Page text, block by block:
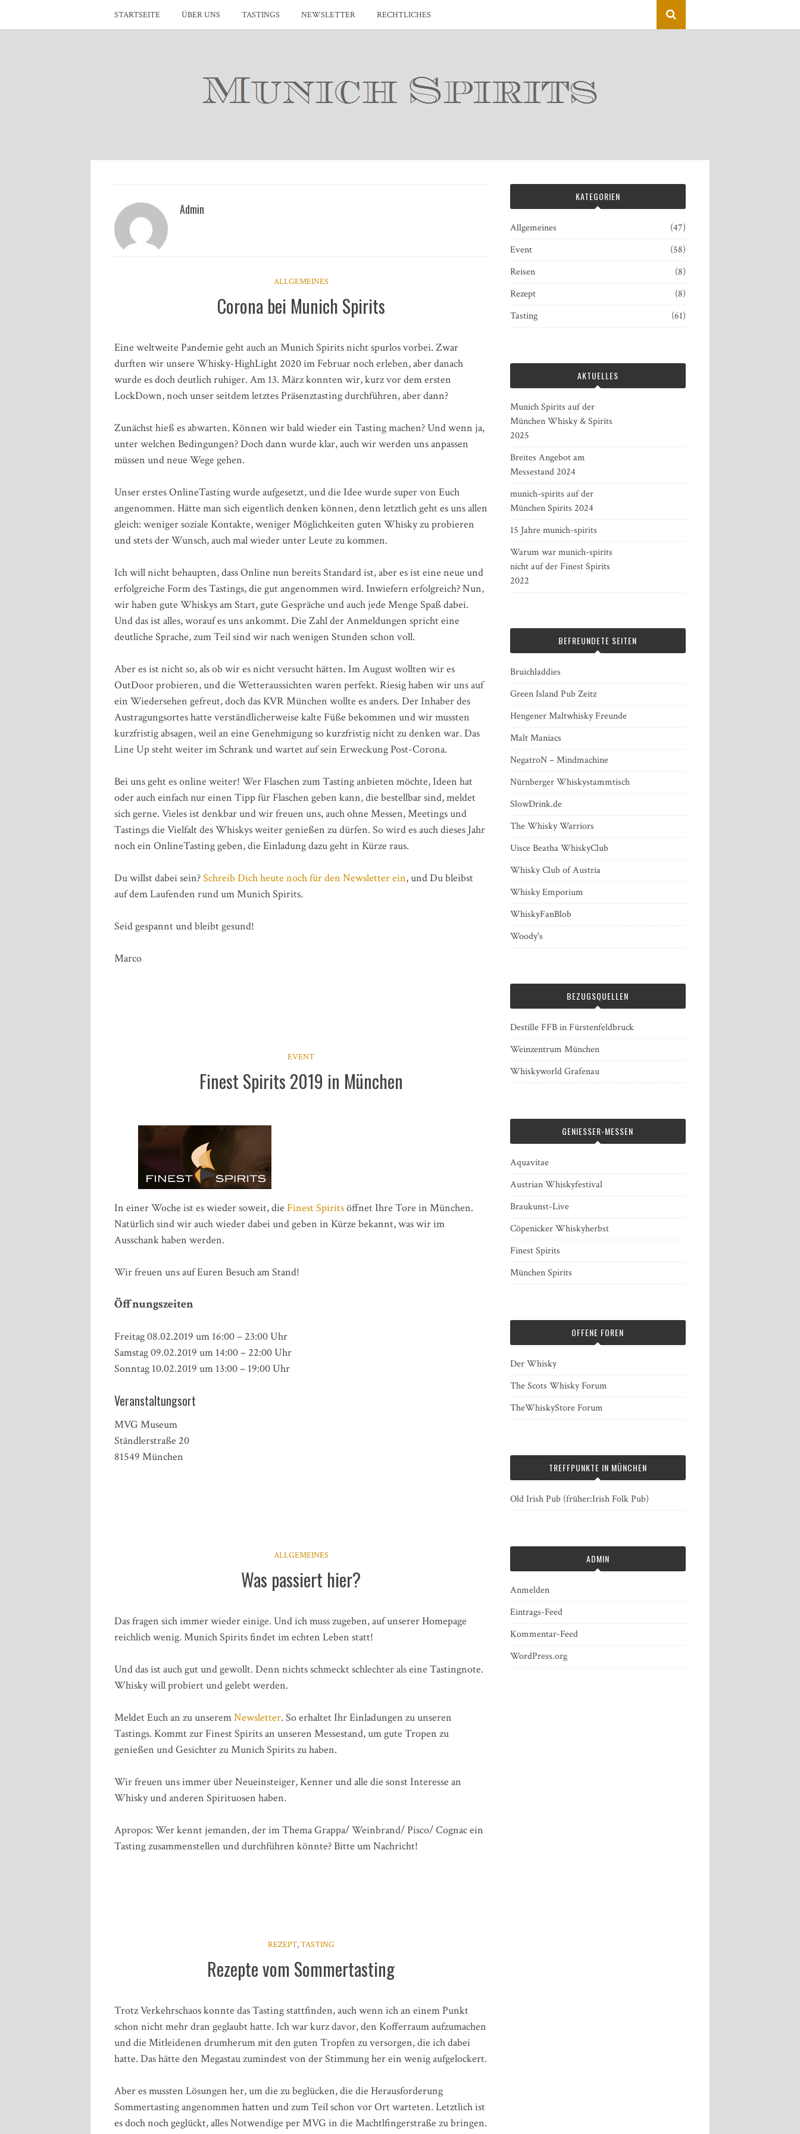
STARTSEITE ÜBER UNS TASTINGS NEWSLETTER RECHTLICHES
Admin
ALLGEMEINES
Corona bei Munich Spirits
Eine weltweite Pandemie geht auch an Munich Spirits nicht spurlos vorbei. Zwar
durften wir unsere Whisky-HighLight 2020 im Februar noch erleben, aber danach
wurde es doch deutlich ruhiger. Am 13. März konnten wir, kurz vor dem ersten
LockDown, noch unser seitdem letztes Präsenztasting durchführen, aber dann?
Zunächst hieß es abwarten. Können wir bald wieder ein Tasting machen? Und wenn ja,
unter welchen Bedingungen? Doch dann wurde klar, auch wir werden uns anpassen
müssen und neue Wege gehen.
Unser erstes OnlineTasting wurde aufgesetzt, und die Idee wurde super von Euch
angenommen. Hätte man sich eigentlich denken können, denn letztlich geht es uns allen
gleich: weniger soziale Kontakte, weniger Möglichkeiten guten Whisky zu probieren
und stets der Wunsch, auch mal wieder unter Leute zu kommen.
Ich will nicht behaupten, dass Online nun bereits Standard ist, aber es ist eine neue und
erfolgreiche Form des Tastings, die gut angenommen wird. Inwiefern erfolgreich? Nun,
wir haben gute Whiskys am Start, gute Gespräche und auch jede Menge Spaß dabei.
Und das ist alles, worauf es uns ankommt. Die Zahl der Anmeldungen spricht eine
deutliche Sprache, zum Teil sind wir nach wenigen Stunden schon voll.
Aber es ist nicht so, als ob wir es nicht versucht hätten. Im August wollten wir es
OutDoor probieren, und die Wetteraussichten waren perfekt. Riesig haben wir uns auf
ein Wiedersehen gefreut, doch das KVR München wollte es anders. Der Inhaber des
Austragungsortes hatte verständlicherweise kalte Füße bekommen und wir mussten
kurzfristig absagen, weil an eine Genehmigung so kurzfristig nicht zu denken war. Das
Line Up steht weiter im Schrank und wartet auf sein Erweckung Post-Corona.
Bei uns geht es online weiter! Wer Flaschen zum Tasting anbieten möchte, Ideen hat
oder auch einfach nur einen Tipp für Flaschen geben kann, die bestellbar sind, meldet
sich gerne. Vieles ist denkbar und wir freuen uns, auch ohne Messen, Meetings und
Tastings die Vielfalt des Whiskys weiter genießen zu dürfen. So wird es auch dieses Jahr
noch ein OnlineTasting geben, die Einladung dazu geht in Kürze raus.
Du willst dabei sein?Schreib Dich heute noch für den Newsletter ein, und Du bleibst
auf dem Laufenden rund um Munich Spirits.
Seid gespannt und bleibt gesund!
Marco
EVENT
Finest Spirits 2019 in München
In einer Woche ist es wieder soweit, die Finest Spiritsöffnet Ihre Tore in München.
Natürlich sind wir auch wieder dabei und geben in Kürze bekannt, was wir im
Ausschank haben werden.
Wir freuen uns auf Euren Besuch am Stand!
Öffnungszeiten
Freitag 08.02.2019 um 16:00 – 23:00 Uhr
Samstag 09.02.2019 um 14:00 – 22:00 Uhr
Sonntag 10.02.2019 um 13:00 – 19:00 Uhr
Veranstaltungsort
MVG Museum
Ständlerstraße 20
81549 München
ALLGEMEINES
Was passiert hier?
Das fragen sich immer wieder einige. Und ich muss zugeben, auf unserer Homepage
reichlich wenig. Munich Spirits findet im echten Leben statt!
Und das ist auch gut und gewollt. Denn nichts schmeckt schlechter als eine Tastingnote.
Whisky will probiert und gelebt werden.
Meldet Euch an zu unseremNewsletter. So erhaltet Ihr Einladungen zu unseren
Tastings. Kommt zur Finest Spirits an unseren Messestand, um gute Tropen zu
genießen und Gesichter zu Munich Spirits zu haben.
Wir freuen uns immer über Neueinsteiger, Kenner und alle die sonst Interesse an
Whisky und anderen Spirituosen haben.
Apropos: Wer kennt jemanden, der im Thema Grappa/ Weinbrand/ Pisco/ Cognac ein
Tasting zusammenstellen und durchführen könnte? Bitte um Nachricht!
REZEPT,TASTING
Rezepte vom Sommertasting
Trotz Verkehrschaos konnte das Tasting stattfinden, auch wenn ich an einem Punkt
schon nicht mehr dran geglaubt hatte. Ich war kurz davor, den Kofferraum aufzumachen
und die Mitleidenen drumherum mit den guten Tropfen zu versorgen, die ich dabei
hatte. Das hätte den Megastau zumindest von der Stimmung her ein wenig aufgelockert.
Aber es mussten Lösungen her, um die zu beglücken, die die Herausforderung
Sommertasting angenommen hatten und zum Teil schon vor Ort warteten. Letztlich ist
es doch noch geglückt, alles Notwendige per MVG in die Machtlfingerstraße zu bringen.
KATEGORIEN
Allgemeines
(47)
Event
(58)
Reisen
(8)
Rezept
(8)
Tasting
(61)
AKTUELLES
Munich Spirits auf der
München Whisky & Spirits
2025
Breites Angebot am
Messestand 2024
munich-spirits auf der
München Spirits 2024
15 Jahre munich-spirits
Warum war munich-spirits
nicht auf der Finest Spirits
2022
BEFREUNDETE SEITEN
Bruichladdies
Green Island Pub Zeitz
Hengener Maltwhisky Freunde
Malt Maniacs
NegatroN – Mindmachine
Nürnberger Whiskystammtisch
SlowDrink.de
The Whisky Warriors
Uisce Beatha WhiskyClub
Whisky Club of Austria
Whisky Emporium
WhiskyFanBlob
Woody's
BEZUGSQUELLEN
Destille FFB in Fürstenfeldbruck
Weinzentrum München
Whiskyworld Grafenau
GENIESSER-MESSEN
Aquavitae
Austrian Whiskyfestival
Braukunst-Live
Cöpenicker Whiskyherbst
Finest Spirits
München Spirits
OFFENE FOREN
Der Whisky
The Scots Whisky Forum
TheWhiskyStore Forum
TREFFPUNKTE IN MÜNCHEN
Old Irish Pub (früher:Irish Folk Pub)
ADMIN
Anmelden
Eintrags-Feed
Kommentar-Feed
WordPress.org